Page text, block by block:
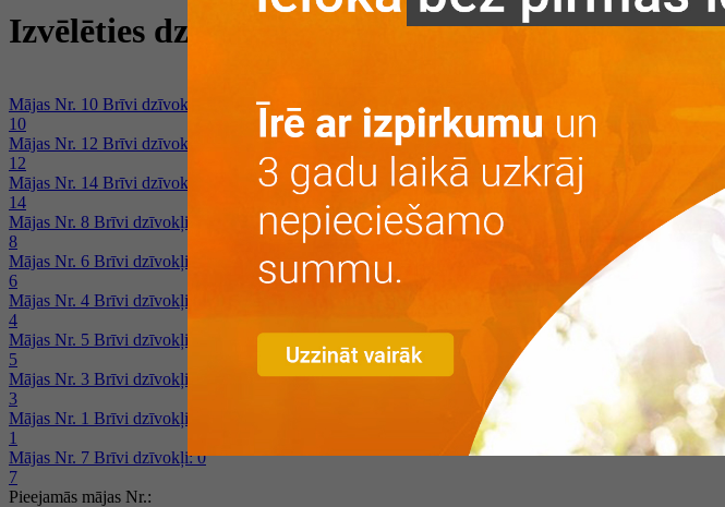
Izvēlēties dzīvokli
Mājas Nr. 10 Brīvi dzīvokļi: 2
10
Mājas Nr. 12 Brīvi dzīvokļi: 0
12
Mājas Nr. 14 Brīvi dzīvokļi: 1
14
Mājas Nr. 8 Brīvi dzīvokļi: 1
8
Mājas Nr. 6 Brīvi dzīvokļi: 0
6
Mājas Nr. 4 Brīvi dzīvokļi: 0
4
Mājas Nr. 5 Brīvi dzīvokļi: 0
5
Mājas Nr. 3 Brīvi dzīvokļi: 0
3
Mājas Nr. 1 Brīvi dzīvokļi: 0
1
Mājas Nr. 7 Brīvi dzīvokļi: 0
7
Pieejamās mājas Nr.: